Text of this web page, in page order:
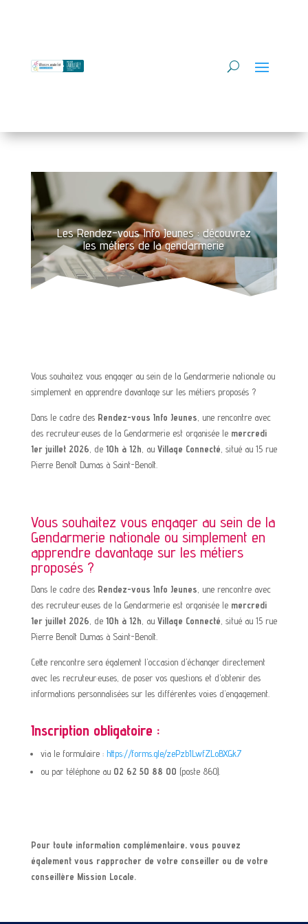
Les Rendez-vous Info Jeunes : découvrez
les métiers de la gendarmerie
Vous souhaitez vous engager au sein de la Gendarmerie nationale ou
simplement en apprendre davantage sur les métiers proposés ?
Dans le cadre des Rendez-vous Info Jeunes , une rencontre avec
des recruteur·euses de la Gendarmerie est organisée le mercredi
1er juillet 2026 , de 10h à 12h , au Village Connecté , situé au 15 rue
Pierre Benoît Dumas à Saint-Benoît.
Vous souhaitez vous engager au sein de la
Gendarmerie nationale ou simplement en
apprendre davantage sur les métiers
proposés ?
Dans le cadre des Rendez-vous Info Jeunes , une rencontre avec
des recruteur·euses de la Gendarmerie est organisée le mercredi
1er juillet 2026 , de 10h à 12h , au Village Connecté , situé au 15 rue
Pierre Benoît Dumas à Saint-Benoît.
Cette rencontre sera également l’occasion d’échanger directement
avec les recruteur·euses, de poser vos questions et d’obtenir des
informations personnalisées sur les différentes voies d’engagement.
Inscription obligatoire :
via le formulaire : https://forms.gle/zePzb1LwfZLoBXGk7
ou par téléphone au 02 62 50 88 00 (poste 860).
Pour toute information complémentaire, vous pouvez
également vous rapprocher de votre conseiller ou de votre
conseillère Mission Locale.